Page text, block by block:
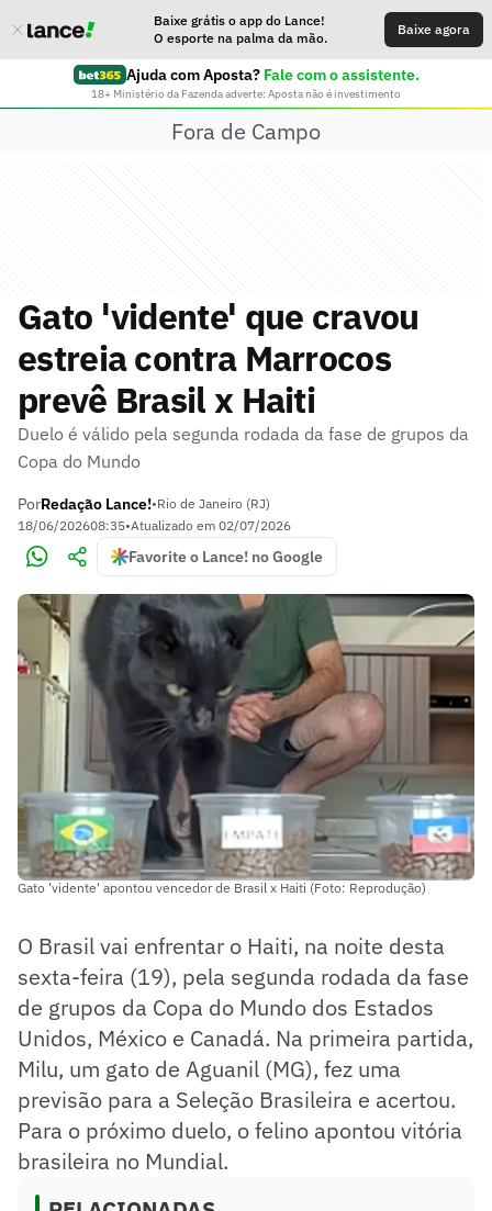
Baixe grátis o app do Lance!
O esporte na palma da mão.
Baixe agora
Ajuda com Aposta? Fale com o assistente.
18+ Ministério da Fazenda adverte: Aposta não é investimento
Fora de Campo
Gato 'vidente' que cravou
estreia contra Marrocos
prevê Brasil x Haiti
Duelo é válido pela segunda rodada da fase de grupos da
Copa do Mundo
PorRedação Lance!•Rio de Janeiro (RJ)
18/06/202608:35•Atualizado em 02/07/2026
Favorite o Lance! no Google
Gato 'vidente' apontou vencedor de Brasil x Haiti (Foto: Reprodução)
O Brasil vai enfrentar o Haiti, na noite desta
sexta-feira (19), pela segunda rodada da fase
de grupos da Copa do Mundo dos Estados
Unidos, México e Canadá. Na primeira partida,
Milu, um gato de Aguanil (MG), fez uma
previsão para a Seleção Brasileira e acertou.
Para o próximo duelo, o felino apontou vitória
brasileira no Mundial.